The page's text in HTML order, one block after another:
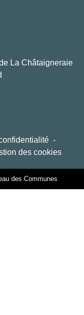
La Châtaigneraie
-
des cookies
des Communes